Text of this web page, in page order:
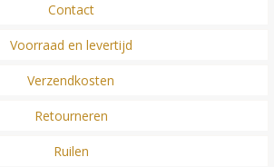
Contact
Voorraad en levertijd
Verzendkosten
Retourneren
Ruilen